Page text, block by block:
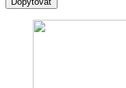
015420
GV2ME14AP